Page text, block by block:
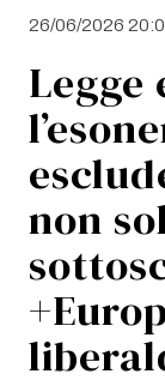
26/06/2026
non